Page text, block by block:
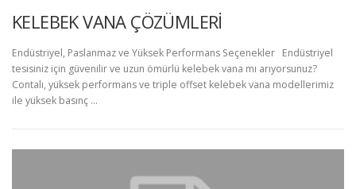
KELEBEK VANA ÇÖZÜMLERİ
Endüstriyel, Paslanmaz ve Yüksek Performans Seçenekler Endüstriyel
tesisiniz için güvenilir ve uzun ömürlü kelebek vana mı arıyorsunuz?
Contalı, yüksek performans ve triple offset kelebek vana modellerimiz
ile yüksek basınç …